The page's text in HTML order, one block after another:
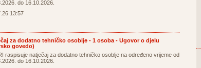
do 16.10.2026.
13:57
za dodatno tehničko osoblje - 1 osoba - Ugovor o djelu
govedo)
raspisuje natječaj za dodatno tehničko osoblje na određeno vrijeme od
do 16.10.2026.